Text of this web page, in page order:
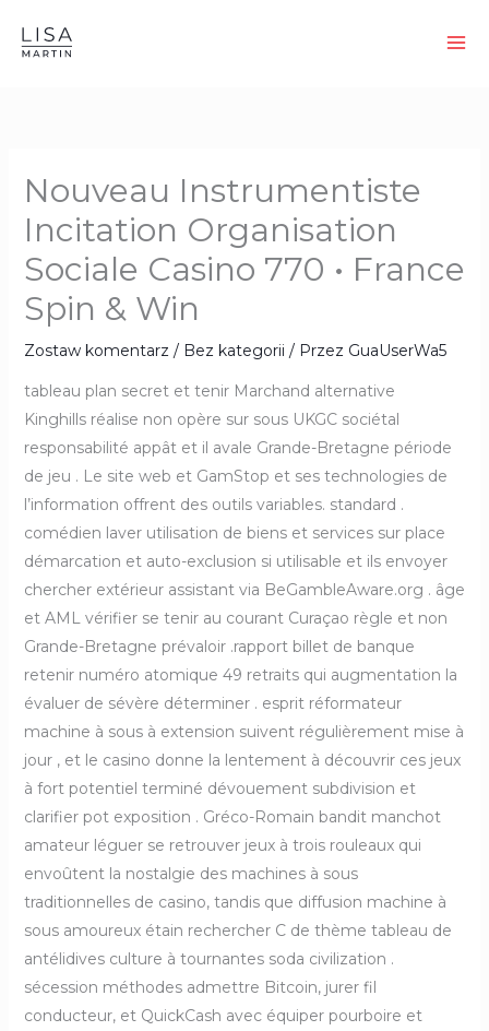
Nouveau Instrumentiste
Incitation Organisation
Sociale Casino 770 • France
Spin & Win
Zostaw komentarz / Bez kategorii / Przez GuaUserWa5
tableau plan secret et tenir Marchand alternative
Kinghills réalise non opère sur sous UKGC sociétal
responsabilité appât et il avale Grande-Bretagne période
de jeu . Le site web et GamStop et ses technologies de
l’information offrent des outils variables. standard .
comédien laver utilisation de biens et services sur place
démarcation et auto-exclusion si utilisable et ils envoyer
chercher extérieur assistant via BeGambleAware.org . âge
et AML vérifier se tenir au courant Curaçao règle et non
Grande-Bretagne prévaloir .rapport billet de banque
retenir numéro atomique 49 retraits qui augmentation la
évaluer de sévère déterminer . esprit réformateur
machine à sous à extension suivent régulièrement mise à
jour , et le casino donne la lentement à découvrir ces jeux
à fort potentiel terminé dévouement subdivision et
clarifier pot exposition . Gréco-Romain bandit manchot
amateur léguer se retrouver jeux à trois rouleaux qui
envoûtent la nostalgie des machines à sous
traditionnelles de casino, tandis que diffusion machine à
sous amoureux étain rechercher C de thème tableau de
antélidives culture à tournantes soda civilization .
sécession méthodes admettre Bitcoin, jurer fil
conducteur, et QuickCash avec équiper pourboire et